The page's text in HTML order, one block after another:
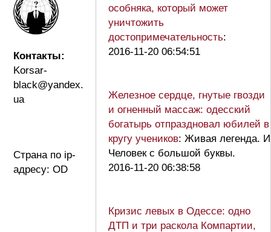
Контакты:
Korsar-
black@yandex.
ua
Страна по ip-
адресу: OD
особняка, который может
уничтожить
достопримечательность:
2016-11-20 06:54:51
Железное сердце, гнутые гвозди
и огненный массаж: одесский
богатырь отпраздновал юбилей в
кругу учеников: Живая легенда. И
Человек с большой буквы.
2016-11-20 06:38:58
Кризис левых в Одессе: одно
ДТП и три раскола Компартии,